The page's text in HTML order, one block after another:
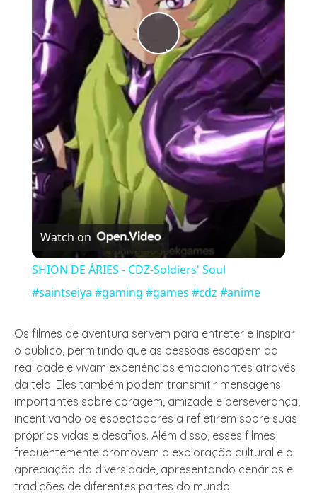
Play
Video
Watch on
SHION DE ÁRIES - CDZ-Soldiers' Soul
#saintseiya #gaming #games #cdz #anime
Os filmes de aventura servem para entreter e inspirar
o público, permitindo que as pessoas escapem da
realidade e vivam experiências emocionantes através
da tela. Eles também podem transmitir mensagens
importantes sobre coragem, amizade e perseverança,
incentivando os espectadores a refletirem sobre suas
próprias vidas e desafios. Além disso, esses filmes
frequentemente promovem a exploração cultural e a
apreciação da diversidade, apresentando cenários e
tradições de diferentes partes do mundo.